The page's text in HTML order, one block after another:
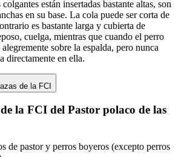
están insertadas bastante altas, son
en su base. La cola puede ser corta de
es bastante larga y cubierta de
cuelga, mientras que cuando el perro
sobre la espalda, pero nunca
directamente en ella.
de la FCI
la FCI del Pastor polaco de las
de pastor y perros boyeros (excepto perros